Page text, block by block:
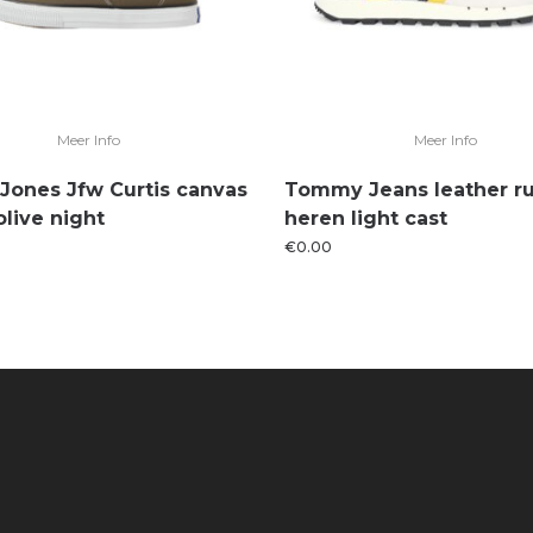
Meer Info
Jfw Curtis canvas
night
Meer Info
Tommy Jeans leather
heren light cast
€0.00